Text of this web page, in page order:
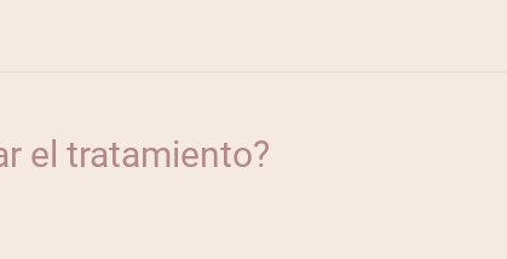
el tratamiento?